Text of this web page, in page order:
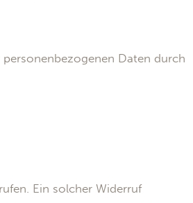
Daten durch
Ein solcher Widerruf